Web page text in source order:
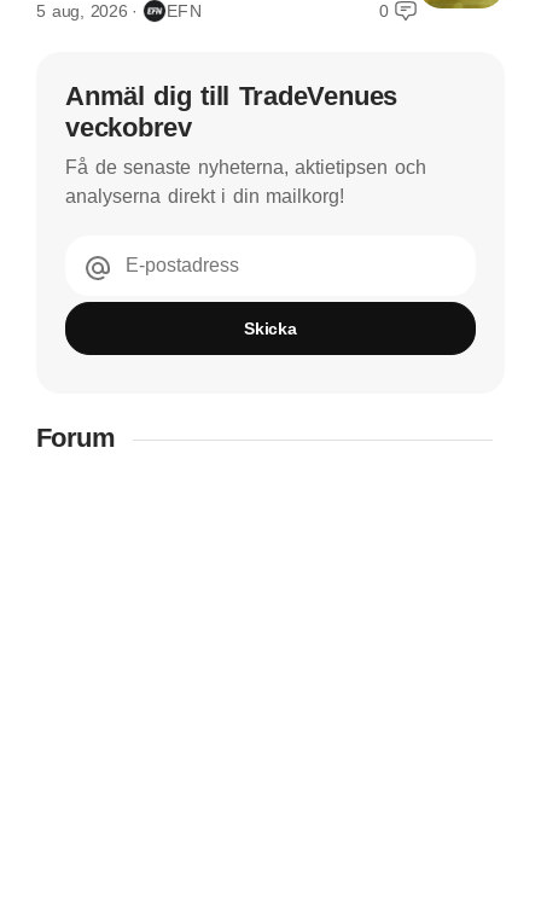
5 aug, 2026 EFN 0
Anmäl dig till TradeVenues
veckobrev
Få de senaste nyheterna, aktietipsen och
analyserna direkt i din mailkorg!
E-postadress
Skicka
Forum